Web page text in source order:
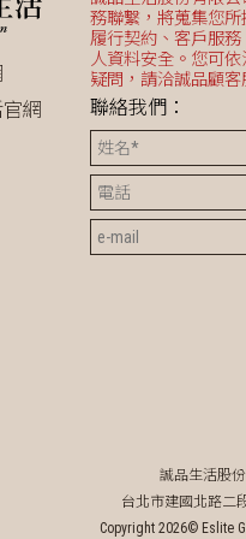
網
務聯繫，將蒐集您
履行契約、客戶服
人資料安全。您可
疑問，請洽誠品顧客
聯絡我們：
誠品生活股
台北市建國北路二
Copyright 2026© Eslite